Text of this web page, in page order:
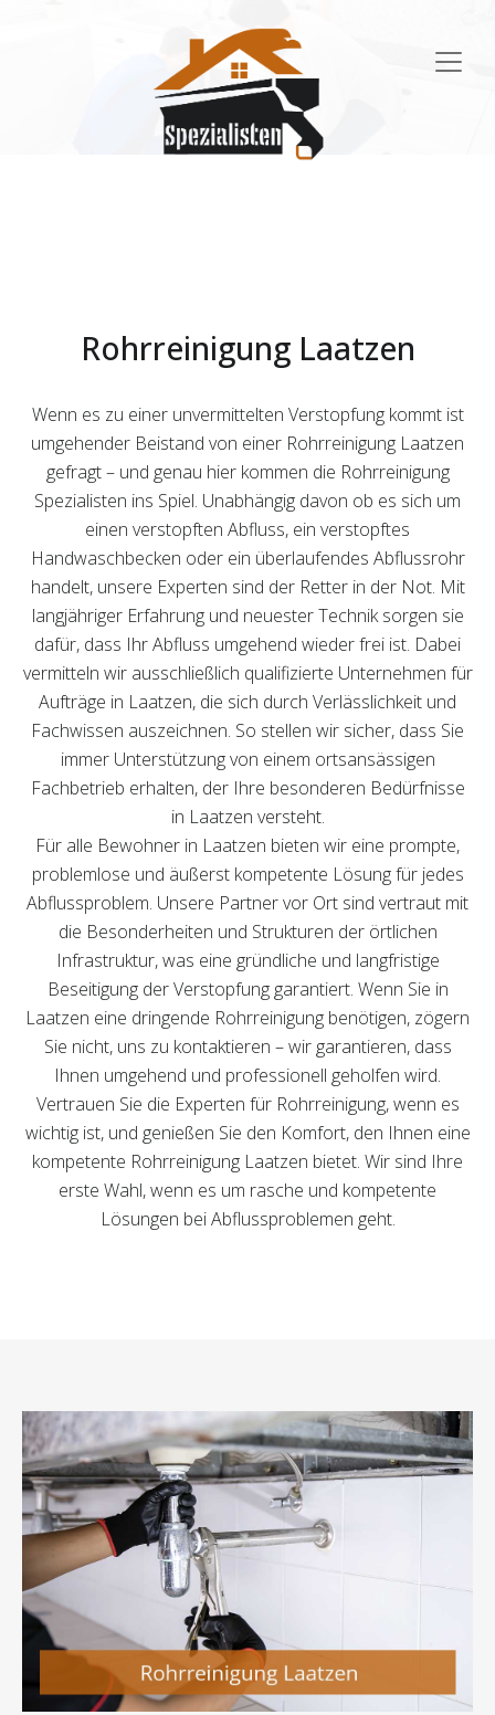
Rohrreinigung Laatzen
Wenn es zu einer unvermittelten Verstopfung kommt ist
umgehender Beistand von einer Rohrreinigung Laatzen
gefragt – und genau hier kommen die Rohrreinigung
Spezialisten ins Spiel. Unabhängig davon ob es sich um
einen verstopften Abfluss, ein verstopftes
Handwaschbecken oder ein überlaufendes Abflussrohr
handelt, unsere Experten sind der Retter in der Not. Mit
langjähriger Erfahrung und neuester Technik sorgen sie
dafür, dass Ihr Abfluss umgehend wieder frei ist. Dabei
vermitteln wir ausschließlich qualifizierte Unternehmen für
Aufträge in Laatzen, die sich durch Verlässlichkeit und
Fachwissen auszeichnen. So stellen wir sicher, dass Sie
immer Unterstützung von einem ortsansässigen
Fachbetrieb erhalten, der Ihre besonderen Bedürfnisse
in Laatzen versteht.
Für alle Bewohner in Laatzen bieten wir eine prompte,
problemlose und äußerst kompetente Lösung für jedes
Abflussproblem. Unsere Partner vor Ort sind vertraut mit
die Besonderheiten und Strukturen der örtlichen
Infrastruktur, was eine gründliche und langfristige
Beseitigung der Verstopfung garantiert. Wenn Sie in
Laatzen eine dringende Rohrreinigung benötigen, zögern
Sie nicht, uns zu kontaktieren – wir garantieren, dass
Ihnen umgehend und professionell geholfen wird.
Vertrauen Sie die Experten für Rohrreinigung, wenn es
wichtig ist, und genießen Sie den Komfort, den Ihnen eine
kompetente Rohrreinigung Laatzen bietet. Wir sind Ihre
erste Wahl, wenn es um rasche und kompetente
Lösungen bei Abflussproblemen geht.